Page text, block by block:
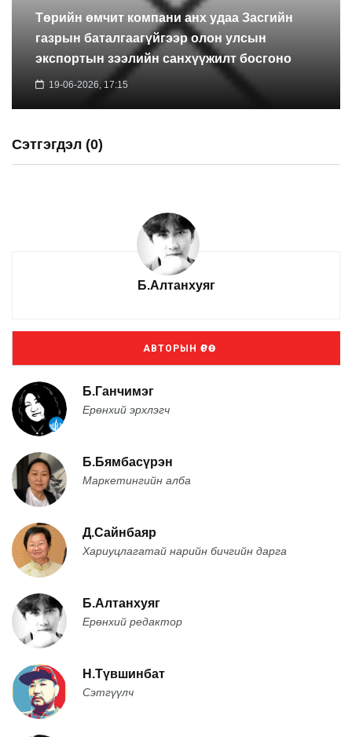
Төрийн өмчит компани анх удаа Засгийн
газрын баталгаагүйгээр олон улсын
экспортын зээлийн санхүүжилт босгоно
19-06-2026, 17:15
Сэтгэгдэл (0)
Б.Алтанхуяг
АВТОРЫН ӨРӨӨ
Б.Ганчимэг
Ерөнхий эрхлэгч
Б.Бямбасүрэн
Маркетингийн алба
Д.Сайнбаяр
Хариуцлагатай нарийн бичгийн дарга
Б.Алтанхуяг
Ерөнхий редактор
Н.Түвшинбат
Сэтгүүлч